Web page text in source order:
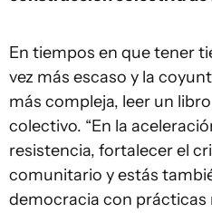
En tiempos en que tener
vez más escaso y la
más compleja, leer un
colectivo. “En la
resistencia, fortalecer el
comunitario y estás
democracia con prácticas